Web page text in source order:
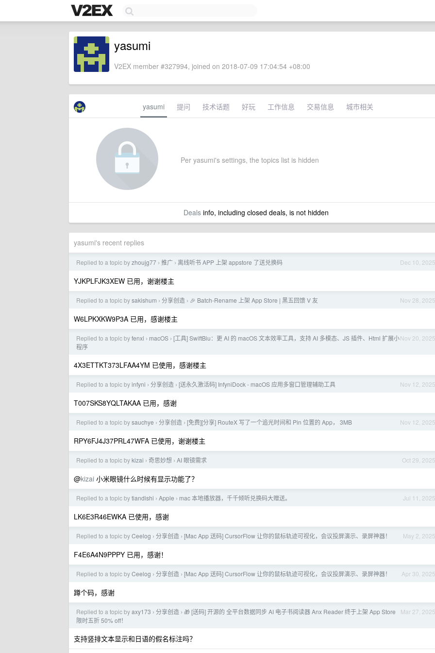
yasumi
V2EX member #327994, joined on 2018-07-09 17:04:54 +08:00
yasumi 提问 技术话题 好玩 工作信息 交易信息 城市相关
Per yasumi's settings, the topics list is hidden
Dealsinfo, including closed deals, is not hidden
yasumi's recent replies
Dec 10, 2025
Replied to a topic byzhoujg77 › 推广 › 离线听书 APP 上架 appstore 了送兑换码
YJKPLFJK3XEW 已用，谢谢楼主
Nov 28, 2025
Replied to a topic bysakishum › 分享创造 › 🎉 Batch-Rename 上架 App Store | 黑五回馈 V 友
W6LPKXKW9P3A 已用，感谢楼主
Nov 20, 2025
Replied to a topic byfenxl › macOS › [工具] SwiftBiu：更 AI 的 macOS 文本效率工具，支持 AI 多模态、JS 插件、Html 扩展小
程序
4X3ETTKT373LFAA4YM 已使用，感谢楼主
Nov 12, 2025
Replied to a topic byinfyni › 分享创造 › [送永久激活码] InfyniDock - macOS 应用多窗口管理辅助工具
T007SKS8YQLTAKAA 已用，感谢
Nov 12, 2025
Replied to a topic bysauchye › 分享创造 › [免费][分享] RouteX 写了一个追光时间和 Pin 位置的 App， 3MB
RPY6FJ4J37PRL47WFA 已使用，谢谢楼主
Oct 29, 2025
Replied to a topic bykizai › 奇思妙想 › AI 眼镜需求
@kizai 小米眼镜什么时候有显示功能了？
Jul 11, 2025
Replied to a topic bytiandishi › Apple › mac 本地播放器，千千倾听兑换码大赠送。
LK6E3R46EWKA 已使用，感谢
May 2, 2025
Replied to a topic byCeelog › 分享创造 › [Mac App 送码] CursorFlow 让你的鼠标轨迹可视化，会议投屏演示、录屏神器！
F4E6A4N9PPPY 已用，感谢！
Apr 30, 2025
Replied to a topic byCeelog › 分享创造 › [Mac App 送码] CursorFlow 让你的鼠标轨迹可视化，会议投屏演示、录屏神器！
蹲个码，感谢
Mar 27, 2025
Replied to a topic byaxy173 › 分享创造 › 🎁 [送码] 开源的 全平台数据同步 AI 电子书阅读器 Anx Reader 终于上架 App Store
限时五折 50% off！
支持竖排文本显示和日语的假名标注吗？